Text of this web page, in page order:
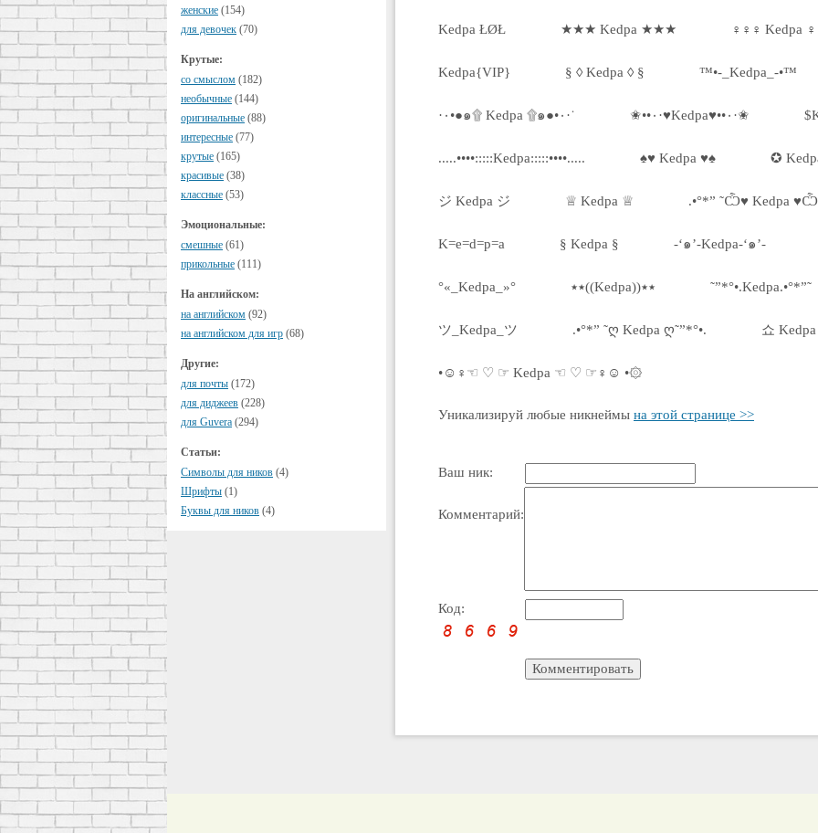
женские (154)
для девочек (70)
Крутые:
cо смыслом (182)
необычные (144)
оригинальные (88)
интересные (77)
крутые (165)
красивые (38)
классные (53)
Эмоциональные:
смешные (61)
прикольные (111)
На английском:
на английском (92)
на английском для игр (68)
Другие:
для почты (172)
для диджеев (228)
для Guvera (294)
Статьи:
Символы для ников (4)
Шрифты (1)
Буквы для ников (4)
Kedpa ŁØŁ ★★★ Kedpa ★★★ ♀♀♀ Kedpa
Kedpa{VIP} § ◊ Kedpa ◊ § ™•-_Kedpa_-•™
·٠•●๑۩ Kedpa ۩๑●•٠·˙ ✬••٠·♥Kedpa♥••٠·✬
.....••••:::::Kedpa:::::••••..... ♠♥ Kedpa ♥♠ ✪
ジ Kedpa ジ ♕ Kedpa ♕ .•°*” ˜Ѽ♥ Kedpa ♥Ѽ
K=e=d=p=a § Kedpa § -‘๑’-Kedpa-‘๑’-
°«_Kedpa_»° ٭٭((Kedpa))٭٭ ˜”*°•.Kedpa.•°*”˜
ツ_Kedpa_ツ .•°*” ˜ღ Kedpa ღ˜”*°•. 쇼
•☺♀☜ ♡ ☞ Kedpa ☜ ♡ ☞♀☺ •۞
Уникализируй любые никнеймы на этой странице >>
Ваш ник:
Комментарий:
Код: